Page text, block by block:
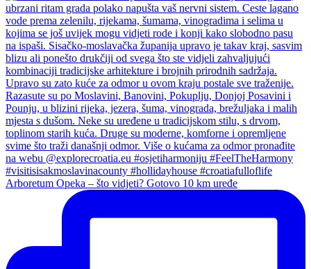
Arboretum Opeka – što vidjeti? Gotovo 10 km uređe